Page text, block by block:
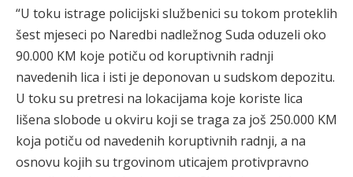
“U toku istrage policijski službenici su tokom proteklih
šest mjeseci po Naredbi nadležnog Suda oduzeli oko
90.000 KM koje potiču od koruptivnih radnji
navedenih lica i isti je deponovan u sudskom depozitu.
U toku su pretresi na lokacijama koje koriste lica
lišena slobode u okviru koji se traga za još 250.000 KM
koja potiču od navedenih koruptivnih radnji, a na
osnovu kojih su trgovinom uticajem protivpravno